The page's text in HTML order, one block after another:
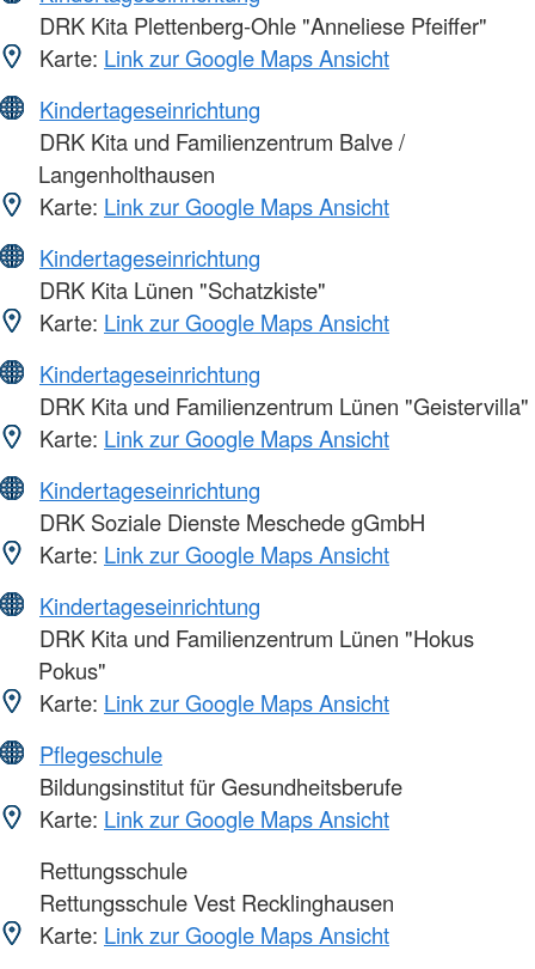
DRK Kita Plettenberg-Ohle "Anneliese Pfeiffer"
Karte: Link zur Google Maps Ansicht
Kindertageseinrichtung
DRK Kita und Familienzentrum Balve /
Langenholthausen
Karte: Link zur Google Maps Ansicht
Kindertageseinrichtung
DRK Kita Lünen "Schatzkiste"
Karte: Link zur Google Maps Ansicht
Kindertageseinrichtung
DRK Kita und Familienzentrum Lünen "Geistervilla"
Karte: Link zur Google Maps Ansicht
Kindertageseinrichtung
DRK Soziale Dienste Meschede gGmbH
Karte: Link zur Google Maps Ansicht
Kindertageseinrichtung
DRK Kita und Familienzentrum Lünen "Hokus
Pokus"
Karte: Link zur Google Maps Ansicht
Pflegeschule
Bildungsinstitut für Gesundheitsberufe
Karte: Link zur Google Maps Ansicht
Rettungsschule
Rettungsschule Vest Recklinghausen
Karte: Link zur Google Maps Ansicht